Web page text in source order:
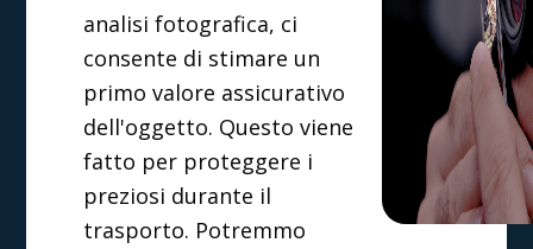
analisi fotografica, ci
consente di stimare un
primo valore assicurativo
dell'oggetto. Questo viene
fatto per proteggere i
preziosi durante il
trasporto. Potremmo